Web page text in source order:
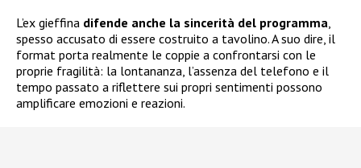
L’ex gieffina difende anche la sincerità del programma,
spesso accusato di essere costruito a tavolino. A suo dire, il
format porta realmente le coppie a confrontarsi con le
proprie fragilità: la lontananza, l’assenza del telefono e il
tempo passato a riflettere sui propri sentimenti possono
amplificare emozioni e reazioni.